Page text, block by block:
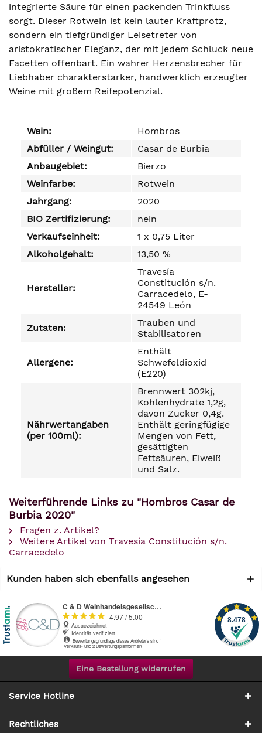
integrierte Säure für einen packenden Trinkfluss
sorgt. Dieser Rotwein ist kein lauter Kraftprotz,
sondern ein tiefgründiger Leisetreter von
aristokratischer Eleganz, der mit jedem Schluck neue
Facetten offenbart. Ein wahrer Herzensbrecher für
Liebhaber charakterstarker, handwerklich erzeugter
Weine mit großem Reifepotenzial.
Wein:
Hombros
Abfüller / Weingut:
Casar de Burbia
Anbaugebiet:
Bierzo
Weinfarbe:
Rotwein
Jahrgang:
2020
BIO Zertifizierung:
nein
Verkaufseinheit:
1 x 0,75 Liter
Alkoholgehalt:
13,50 %
Hersteller:
Travesía
Constitución s/n.
Carracedelo, E-
24549 León
Zutaten:
Trauben und
Stabilisatoren
Allergene:
Enthält
Schwefeldioxid
(E220)
Nährwertangaben
(per 100ml):
Brennwert 302kj,
Kohlenhydrate 1,2g,
davon Zucker 0,4g.
Enthält geringfügige
Mengen von Fett,
gesättigten
Fettsäuren, Eiweiß
und Salz.
Weiterführende Links zu "Hombros Casar de
Burbia 2020"
Fragen z. Artikel?
Weitere Artikel von Travesía Constitución s/n.
Carracedelo
Kunden haben sich ebenfalls angesehen
Eine Bestellung widerrufen
Service Hotline
Rechtliches